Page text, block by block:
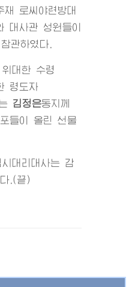
로씨야련방대
대사관 성원들이
관하였다.
위대한 수령
령도자
김정은동지 께
들이 올린 선물
대리대사는 감
.(끝)